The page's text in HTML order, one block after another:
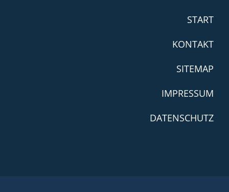
START
KONTAKT
SITEMAP
IMPRESSUM
DATENSCHUTZ